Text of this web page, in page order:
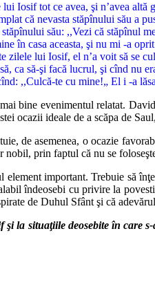
Iosif tot ce avea, şi n’avea
că nevasta stăpînului său a
său: ,,Vezi că stăpînul
în casa aceasta, şi nu mi -a
zilele lui Iosif, el n’a voit să se
ca să-şi facă lucrul, şi cînd nu
,,Culcă-te cu mine!„ El i -a
bine evenimentul relatat.
ocazii ideale de a scăpa de
de asemenea, o ocazie
nobil, prin faptul că nu se
element important. Trebuie să
îndeosebi cu privire la
de Duhul Sfânt şi că
şi la situaţiile deosebite în care